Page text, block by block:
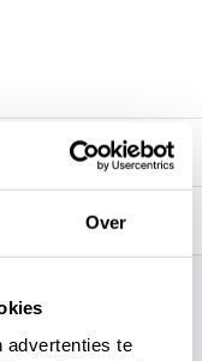
Over
advertenties te